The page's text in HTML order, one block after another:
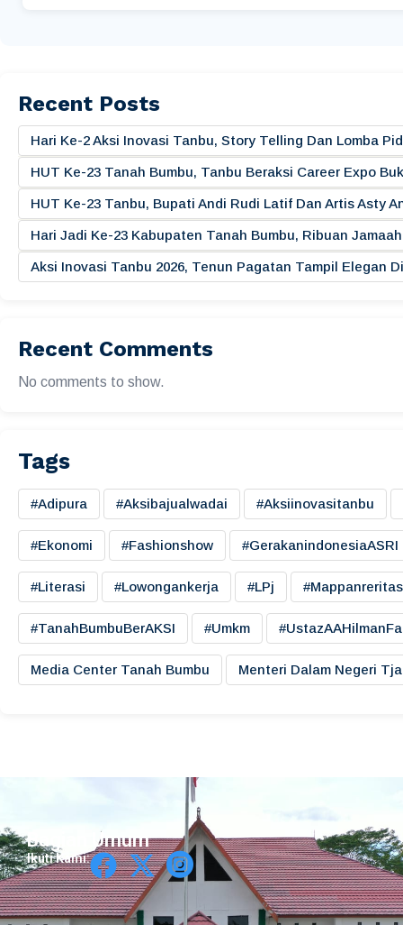
Recent Posts
Hari Ke-2 Aksi Inovasi Tanbu, Story Telling Dan Lomba
HUT Ke-23 Tanah Bumbu, Tanbu Beraksi Career Expo
HUT Ke-23 Tanbu, Bupati Andi Rudi Latif Dan Artis Asty
Hari Jadi Ke-23 Kabupaten Tanah Bumbu, Ribuan
Aksi Inovasi Tanbu 2026, Tenun Pagatan Tampil Elegan
Recent Comments
No comments to show.
Tags
#adipura #aksibajualwadai #aksiinovasitanbu
#ekonomi #fashionshow #gerakanindonesiaASRI
#literasi #lowongankerja #LPj
#TanahBumbuBerAKSI #umkm
Media Center Tanah Bumbu Menteri Dalam Negeri
Bagian Umum
Ikuti Kami: